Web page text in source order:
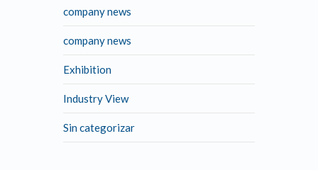
company news
company news
Exhibition
Industry View
Sin categorizar